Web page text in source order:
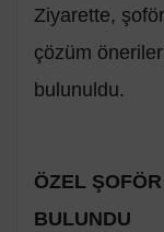
Ziyarette,
çözüm
bulunuldu.
ÖZEL
BULUNDU